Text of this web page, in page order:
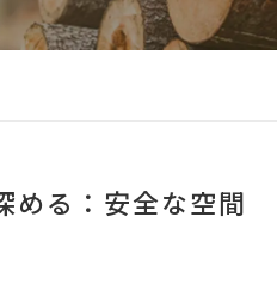
める：安全な空間